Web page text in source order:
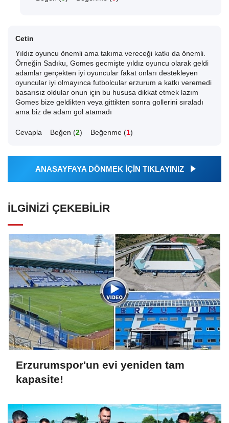
Cetin
Yıldız oyuncu önemli ama takıma vereceği katkı da önemli.
Örneğin Sadıku, Gomes gecmişte yıldız oyuncu olarak geldi
adamlar gerçekten iyi oyuncular fakat onları destekleyen
oyuncular iyi olmayınca futbolcular erzurum a katkı veremedi
basarısız oldular onun için bu hususa dikkat etmek lazım
Gomes bize geldikten veya gittikten sonra gollerini sıraladı
ama biz de adam gol atamadı
Cevapla Beğen (2) Beğenme (1)
ANASAYFAYA DÖNMEK İÇİN TIKLAYINIZ
İLGINIZI ÇEKEBILIR
Erzurumspor'un evi yeniden tam
kapasite!